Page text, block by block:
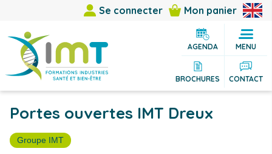
Se connecter Mon panier
MENU
AGENDA
BROCHURES CONTACT
Portes ouvertes IMT Dreux
Groupe IMT